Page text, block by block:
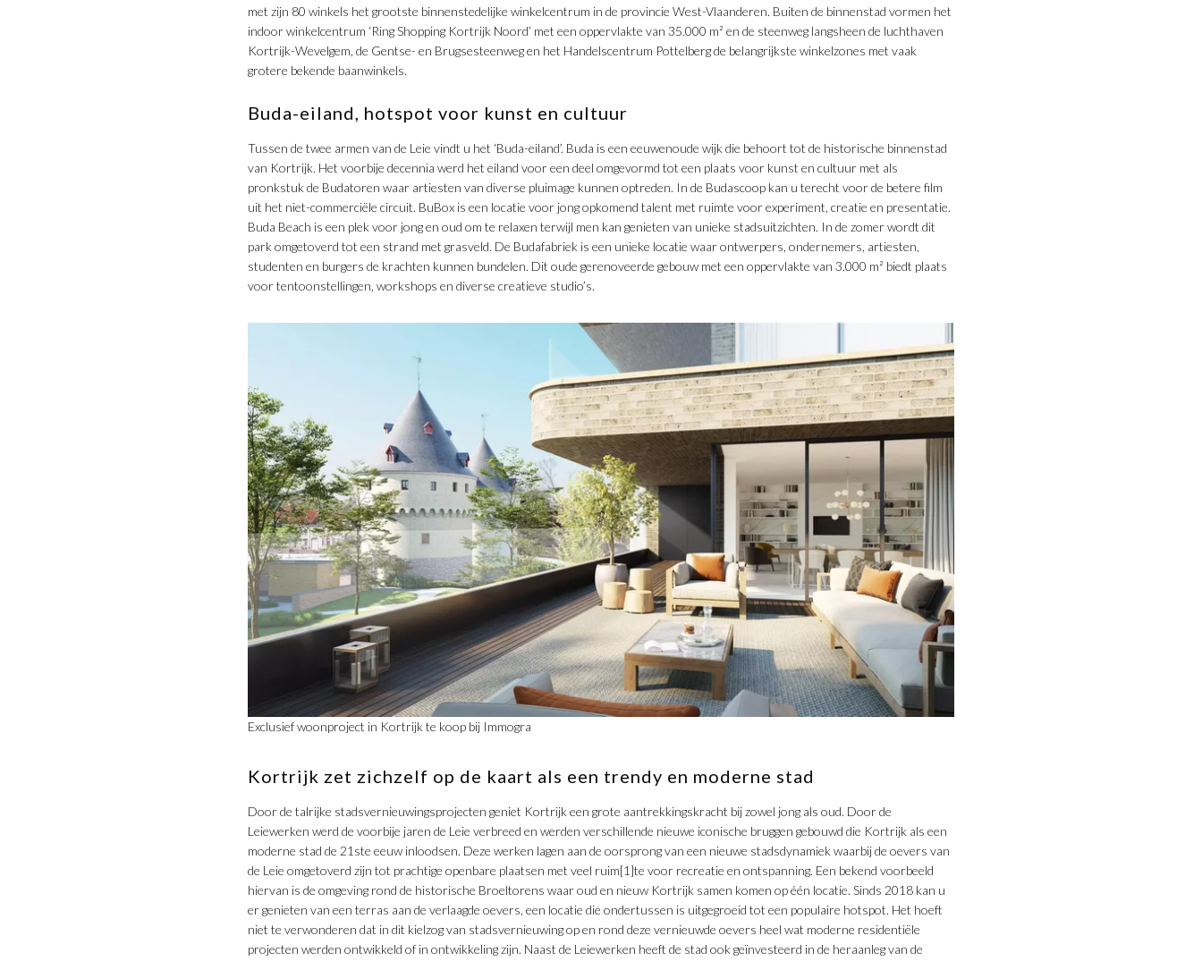
met zijn 80 winkels het grootste binnenstedelijke winkelcentrum in de provincie West-Vlaanderen. Buiten de binnenstad vormen het
indoor winkelcentrum ‘Ring Shopping Kortrijk Noord’ met een oppervlakte van 35.000 m² en de steenweg langsheen de luchthaven
Kortrijk-Wevelgem, de Gentse- en Brugsesteenweg en het Handelscentrum Pottelberg de belangrijkste winkelzones met vaak
grotere bekende baanwinkels.
Buda-eiland, hotspot voor kunst en cultuur
Tussen de twee armen van de Leie vindt u het ‘Buda-eiland’. Buda is een eeuwenoude wijk die behoort tot de historische binnenstad
van Kortrijk. Het voorbije decennia werd het eiland voor een deel omgevormd tot een plaats voor kunst en cultuur met als
pronkstuk de Budatoren waar artiesten van diverse pluimage kunnen optreden. In de Budascoop kan u terecht voor de betere film
uit het niet-commerciële circuit. BuBox is een locatie voor jong opkomend talent met ruimte voor experiment, creatie en presentatie.
Buda Beach is een plek voor jong en oud om te relaxen terwijl men kan genieten van unieke stadsuitzichten. In de zomer wordt dit
park omgetoverd tot een strand met grasveld. De Budafabriek is een unieke locatie waar ontwerpers, ondernemers, artiesten,
studenten en burgers de krachten kunnen bundelen. Dit oude gerenoveerde gebouw met een oppervlakte van 3.000 m² biedt plaats
voor tentoonstellingen, workshops en diverse creatieve studio’s.
Exclusief woonproject in Kortrijk te koop bij Immogra
Kortrijk zet zichzelf op de kaart als een trendy en moderne stad
Door de talrijke stadsvernieuwingsprojecten geniet Kortrijk een grote aantrekkingskracht bij zowel jong als oud. Door de
Leiewerken werd de voorbije jaren de Leie verbreed en werden verschillende nieuwe iconische bruggen gebouwd die Kortrijk als een
moderne stad de 21ste eeuw inloodsen. Deze werken lagen aan de oorsprong van een nieuwe stadsdynamiek waarbij de oevers van
de Leie omgetoverd zijn tot prachtige openbare plaatsen met veel ruim[1]te voor recreatie en ontspanning. Een bekend voorbeeld
hiervan is de omgeving rond de historische Broeltorens waar oud en nieuw Kortrijk samen komen op één locatie. Sinds 2018 kan u
er genieten van een terras aan de verlaagde oevers, een locatie die ondertussen is uitgegroeid tot een populaire hotspot. Het hoeft
niet te verwonderen dat in dit kielzog van stadsvernieuwing op en rond deze vernieuwde oevers heel wat moderne residentiële
projecten werden ontwikkeld of in ontwikkeling zijn. Naast de Leiewerken heeft de stad ook geïnvesteerd in de heraanleg van de